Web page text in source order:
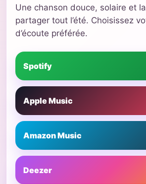
Une chanson douce, solaire et
partager tout l’été. Choisissez
d’écoute préférée.
Spotify
Apple Music
Amazon Music
Deezer